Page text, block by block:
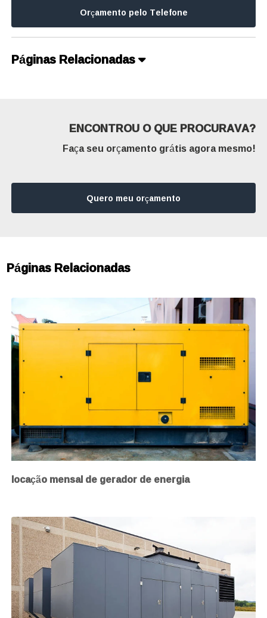
Orçamento pelo Telefone
Páginas Relacionadas
ENCONTROU O QUE PROCURAVA?
Faça seu orçamento grátis agora mesmo!
Quero meu orçamento
Páginas Relacionadas
locação mensal de gerador de energia